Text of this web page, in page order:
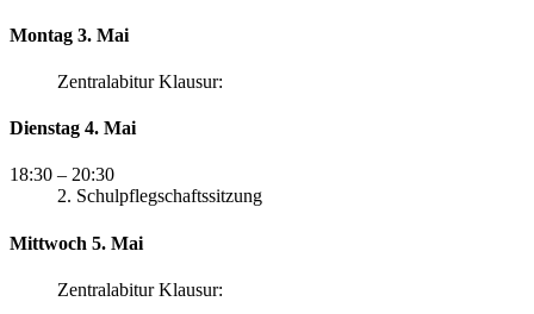
Montag 3. Mai
Zentralabitur Klausur:
Dienstag 4. Mai
18:30 – 20:30
2. Schulpflegschaftssitzung
Mittwoch 5. Mai
Zentralabitur Klausur: